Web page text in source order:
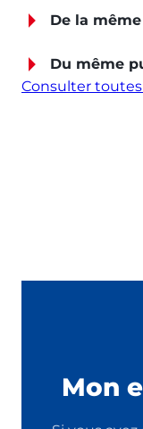
De la
Du même
Consulter
Mon